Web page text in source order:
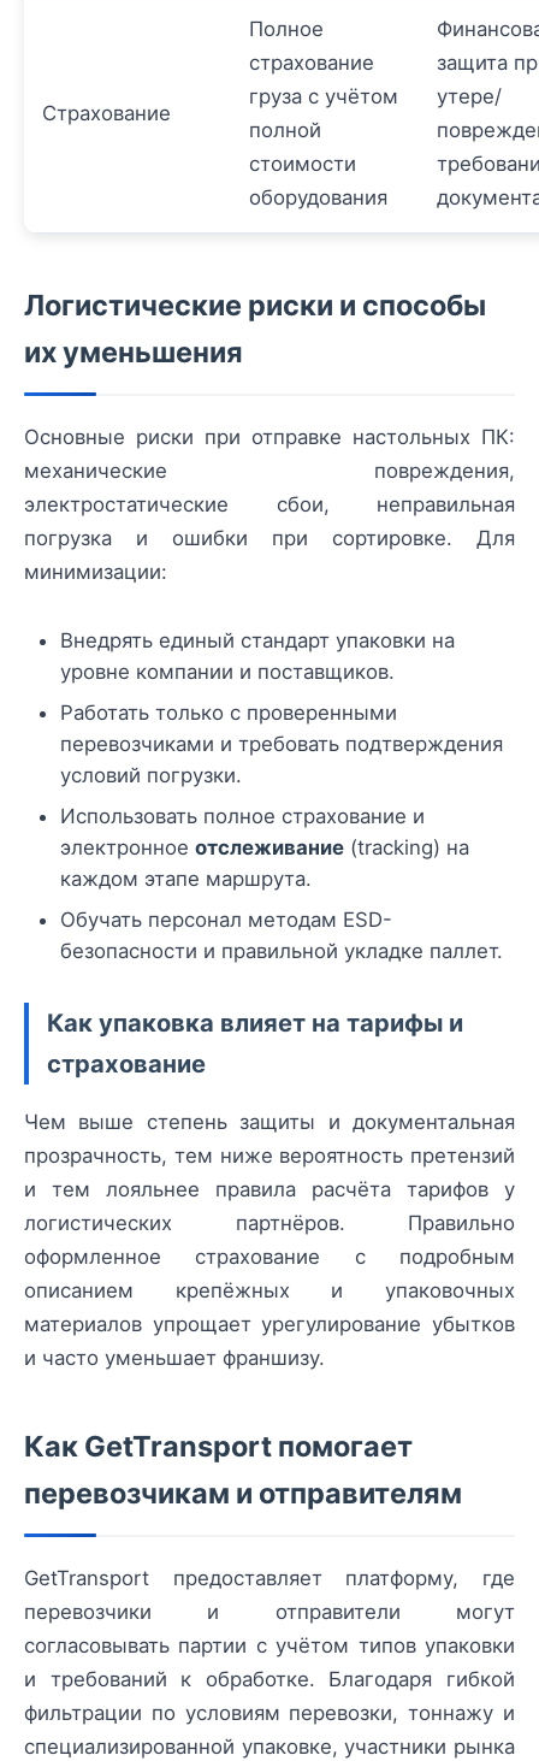
Страхование
Полное
страхование
груза с учётом
полной
стоимости
оборудования
защита
утере/
Логистические риски и способы
их уменьшения
Основные риски при отправке настольных ПК:
механические повреждения,
электростатические сбои, неправильная
погрузка и ошибки при сортировке. Для
минимизации:
Внедрять единый стандарт упаковки на
уровне компании и поставщиков.
Работать только с проверенными
перевозчиками и требовать подтверждения
условий погрузки.
Использовать полное страхование и
электронное отслеживание (tracking) на
каждом этапе маршрута.
Обучать персонал методам ESD-
безопасности и правильной укладке паллет.
Как упаковка влияет на тарифы и
страхование
Чем выше степень защиты и документальная
прозрачность, тем ниже вероятность претензий
и тем лояльнее правила расчёта тарифов у
логистических партнёров. Правильно
оформленное страхование с подробным
описанием крепёжных и упаковочных
материалов упрощает урегулирование убытков
и часто уменьшает франшизу.
Как GetTransport помогает
перевозчикам и отправителям
GetTransport предоставляет платформу, где
перевозчики и отправители могут
согласовывать партии с учётом типов упаковки
и требований к обработке. Благодаря гибкой
фильтрации по условиям перевозки, тоннажу и
специализированной упаковке, участники рынка